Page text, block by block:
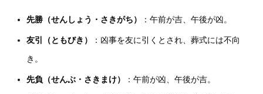
先勝（せんしょう・さきがち） ：午前が吉、午後が凶。
友引（ともびき）
：凶事を友に引くとされ、葬式には不向
き。
先負（せんぶ・さきまけ） ：午前が凶、午後が吉。